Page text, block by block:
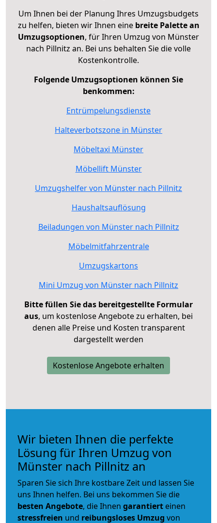
Um Ihnen bei der Planung Ihres Umzugsbudgets
zu helfen, bieten wir Ihnen eine breite Palette an
Umzugsoptionen, für Ihren Umzug von Münster
nach Pillnitz an. Bei uns behalten Sie die volle
Kostenkontrolle.
Folgende Umzugsoptionen können Sie
benkommen:
Entrümpelungsdienste
Halteverbotszone in Münster
Möbeltaxi Münster
Möbellift Münster
Umzugshelfer von Münster nach Pillnitz
Haushaltsauflösung
Beiladungen von Münster nach Pillnitz
Möbelmitfahrzentrale
Umzugskartons
Mini Umzug von Münster nach Pillnitz
Bitte füllen Sie das bereitgestellte Formular
aus, um kostenlose Angebote zu erhalten, bei
denen alle Preise und Kosten transparent
dargestellt werden
Kostenlose Angebote erhalten
Wir bieten Ihnen die perfekte
Lösung für Ihren Umzug von
Münster nach Pillnitz an
Sparen Sie sich Ihre kostbare Zeit und lassen Sie
uns Ihnen helfen. Bei uns bekommen Sie die
besten Angebote, die Ihnen garantiert einen
stressfreien und reibungsloses Umzug von